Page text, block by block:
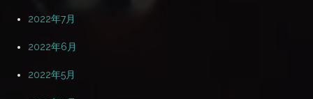
2022年7月
2022年6月
2022年5月